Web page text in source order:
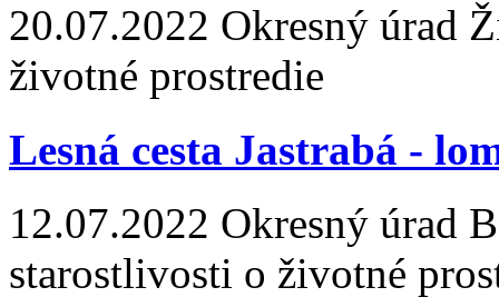
20.07.2022 Okresný úrad
životné prostredie
Lesná cesta Jastrabá -
12.07.2022 Okresný úrad
starostlivosti o životné